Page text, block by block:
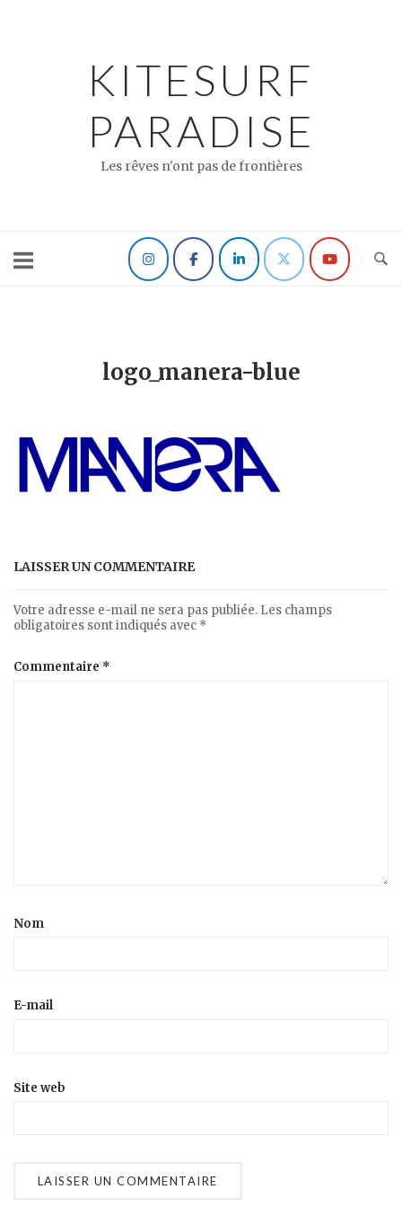
KITESURF
PARADISE
Les rêves n'ont pas de frontières
logo_manera-blue
LAISSER UN COMMENTAIRE
Votre adresse e-mail ne sera pas publiée. Les champs
obligatoires sont indiqués avec *
Commentaire *
Nom
E-mail
Site web